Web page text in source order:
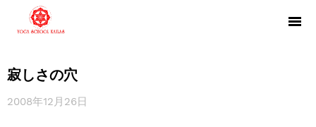
寂しさの穴
2008年12月26日